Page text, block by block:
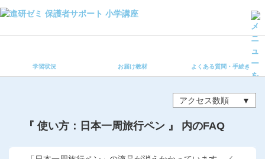
よくある質問・手続き
登録情報の変更・各種お手続き
お客様サポート(手続き・照会)
学習状況 お届け教材 よくある質問・手続き
アクセス数順
『 使い方：日本一周旅行ペン 』 内のFAQ